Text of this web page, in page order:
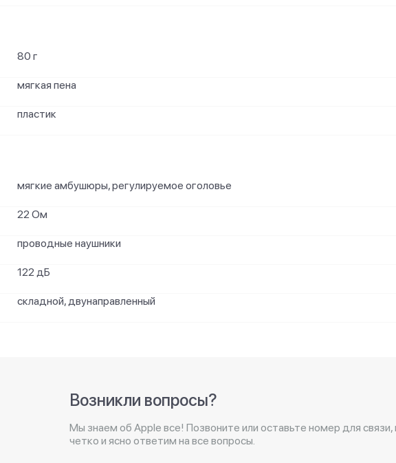
80 г
мягкая пена
пластик
мягкие амбушюры, регулируемое оголовье
22 Ом
проводные наушники
122 дБ
складной, двунаправленный
Возникли вопросы?
Мы знаем об Apple все! Позвоните или оставьте номер для
четко и ясно ответим на все вопросы.